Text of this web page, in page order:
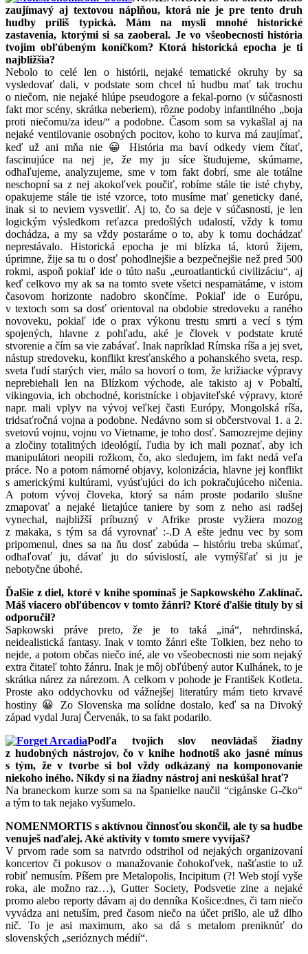
zaujímavý aj textovou náplňou, ktorá nie je pre tento druh
hudby príliš typická. Mám na mysli mnohé historické
zastavenia, ktorými si sa zaoberal. Je vo všeobecnosti história
tvojim obľúbeným koníčkom? Ktorá historická epocha je ti
najbližšia?
Nebolo to celé len o histórii, nejaké tematické okruhy by sa
vysledovať dali, v podstate som chcel tú hudbu mať tak trochu
o niečom, nie nejaké hlúpe pseudogore a fekal-porno (v súčasnosti
fakt mor scény, skrátka neberiem), rôzne podoby infantilného „boja
proti niečomu/za ideu/“ a podobne. Časom som sa vykašlal aj na
nejaké ventilovanie osobných pocitov, koho to kurva má zaujímať,
keď už ani mňa nie 😀 História ma baví odkedy viem čítať,
fascinujúce na nej je, že my ju síce študujeme, skúmame,
odhaľujeme, analyzujeme, sme v tom fakt dobrí, sme ale totálne
neschopní sa z nej akokoľvek poučiť, robíme stále tie isté chyby,
opakujeme stále tie isté vzorce, toto musíme mať geneticky dané,
inak si to neviem vysvetliť. Aj to, čo sa deje v súčasnosti, je len
logickým výsledkom reťazca predošlých udalostí, vždy k tomu
dochádza, a my sa vždy postaráme o to, aby k tomu dochádzať
neprestávalo. Historická epocha je mi blízka tá, ktorú žijem,
úprimne, žije sa tu o dosť pohodlnejšie a bezpečnejšie než pred 500
rokmi, aspoň pokiaľ ide o túto našu „euroatlantickú civilizáciu“, aj
keď celkovo my ak sa na tomto svete všetci nespamätáme, v istom
časovom horizonte nadobro skončíme. Pokiaľ ide o Európu,
v textoch som sa dosť orientoval na obdobie stredoveku a raného
novoveku, pokiaľ ide o prax výkonu trestu smrti a vecí s tým
spojených, hlavne z pohľadu, aké je človek v podstate kruté
stvorenie a čím sa vie zabávať. Inak napríklad Rímska ríša a jej svet,
nástup stredoveku, konflikt kresťanského a pohanského sveta, resp.
sveta ľudí starých vier, málo sa hovorí o tom, že križiacke výpravy
neprebiehali len na Blízkom východe, ale takisto aj v Pobaltí,
vikingovia, ich obchodné, koristnícke i objaviteľské výpravy, ktoré
napr. mali vplyv na vývoj veľkej časti Európy, Mongolská ríša,
tridsaťročná vojna a podobne. Nedávno som si občerstvoval 1. a 2.
svetovú vojnu, vojnu vo Vietname, je toho dosť. Samozrejme dejiny
a zločiny totalitných ideológií, ľudia by ich mali poznať, aby ich
manipulátori neopili rožkom, čo, ako sledujem, im fakt nedá veľa
práce. No a potom námorné objavy, kolonizácia, hlavne jej konflikt
s americkými kultúrami, vyúsťujúci do ich pokračujúceho ničenia.
A potom vývoj človeka, ktorý sa nám proste podarilo slušne
zmapovať a nejaké lietajúce taniere by som z neho asi radšej
vynechal, najbližší príbuzný v Afrike proste vyžiera mozog
z makaka, s tým sa dá vyrovnať :-.D A ešte jednu vec by som
pripomenul, dnes sa na ňu dosť zabúda – históriu treba skúmať,
odhaľovať ju, dávať ju do súvislostí, ale vymýšľať si ju je
nebotyčne úbohé.
Ďalšie z diel, ktoré v knihe spomínaš je Sapkowského Zaklínač.
Máš viacero obľúbencov v tomto žánri? Ktoré ďalšie tituly by si
odporučil?
Sapkowski práve preto, že je to taká „iná“, nehrdinská,
neidealistická fantasy. Inak v tomto žánri ešte Tolkien, bez neho to
nejde, a potom občas niečo iné, ale vo všeobecnosti nie som nejaký
extra čitateľ tohto žánru. Inak je môj obľúbený autor Kulhánek, to je
skrátka nárez za nárezom. A celkom v pohode je František Kotleta.
Proste ako oddychovku od vážnejšej literatúry mám tieto krvavé
hostiny 😀 Zo Slovenska ma solídne dostalo, keď sa na Divoký
západ vydal Juraj Červenák, to sa fakt podarilo.
Podľa tvojich slov neovládaš žiadny
z hudobných nástrojov, čo v knihe hodnotíš ako jasné mínus
s tým, že v tvorbe si bol vždy odkázaný na komponovanie
niekoho iného. Nikdy si na žiadny nástroj ani neskúšal hrať?
Na braneckom kurze som sa na španielke naučil “cigánske G-čko“
a tým to tak nejako vyšumelo.
NOMENMORTIS s aktívnou činnosťou skončil, ale ty sa hudbe
venuješ naďalej. Aké aktivity v tomto smere vyvíjaš?
V prvom rade som sa natvrdo odstrihol od nejakých organizovaní
koncertov či pokusov o manažovanie čohokoľvek, našťastie to už
robiť nemusím. Píšem pre Metalopolis, Incipitum (?! Web stojí vyše
roka, ale možno raz…), Gutter Society, Podsvetie zine a nejaké
promo alebo reporty dávam aj do denníka Košice:dnes, či tam niečo
vyvádza ani netuším, pred časom niečo na účet prišlo, ale už dlho
nič. To je asi maximum, ako sa dá s metalom preniknúť do
slovenských „serióznych médií“.